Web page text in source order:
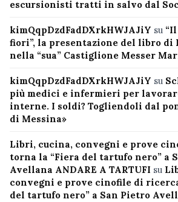
escursionisti tratti in salvo dal
kimQqpDzdFadDXrkHWJAJiY su
fiori”, la presentazione del libro di
nella “sua” Castiglione Messer
kimQqpDzdFadDXrkHWJAJiY su
più medici e infermieri per
interne. I soldi? Togliendoli dal
di Messina»
Libri, cucina, convegni e prove
torna la “Fiera del tartufo nero” a
Avellana ANDARE A TARTUFI su
convegni e prove cinofile di
del tartufo nero” a San Pietro